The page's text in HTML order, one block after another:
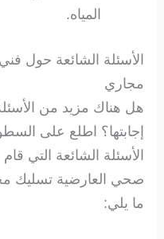
المياه.
الأسئلة الشائعة حول
مجاري
هل هناك مزيد من
إجابتها؟ اطلع على
الأسئلة الشائعة التي
صحي العارضية تسليك
ما يلي: